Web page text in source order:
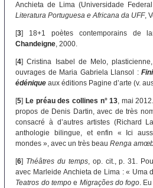
Anchieta de Lima (Universidade
Literatura Portuguesa e Africana da UFF,
[3] 18+1 poètes contemporains de
Chandeigne, 2000.
[4]Cristina Isabel de Melo,
ouvrages de Maria Gabriela Llansol :
édénique aux éditions Pagine d’arte (v.
[5] Le préau des collines n° 13, mai
propos de Denis Dartin, avec de très
consacré à d’autres artistes (Richard
anthologie bilingue, et enfin « Ici
mondes », avec un très beauRenga
[6] Théâtres du temps, op. cit., p. 31.
avec Marleide Anchieta de Lima : « Uma
Teatros do tempoe Migrações do fogo.